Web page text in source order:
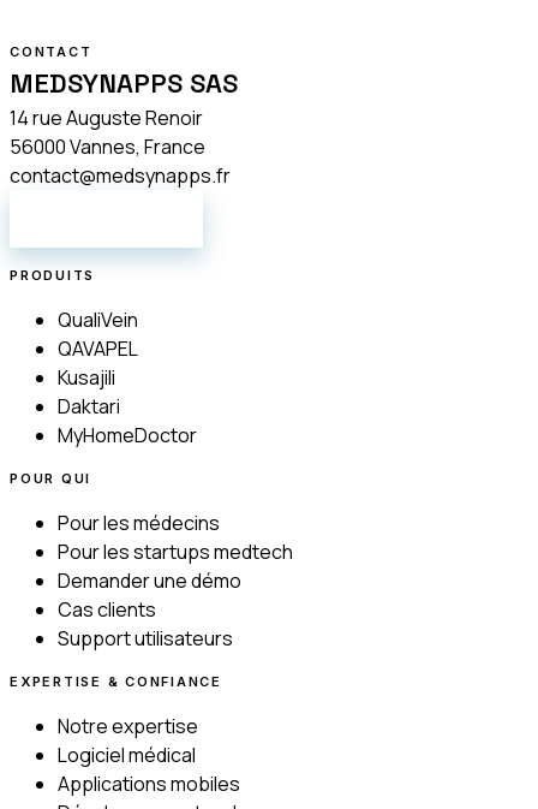
CONTACT
MEDSYNAPPS SAS
14 rue Auguste Renoir
56000 Vannes, France
contact@medsynapps.fr
PRODUITS
QualiVein
QAVAPEL
Kusajili
Daktari
MyHomeDoctor
POUR QUI
Pour les médecins
Pour les startups medtech
Demander une démo
Cas clients
Support utilisateurs
EXPERTISE & CONFIANCE
Notre expertise
Logiciel médical
Applications mobiles